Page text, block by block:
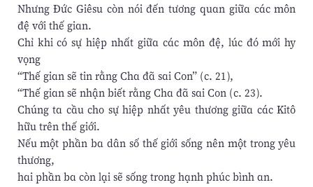
Nhưng Đức Giêsu còn nói đến tương quan giữa các môn
đệ với thế gian.
Chỉ khi có sự hiệp nhất giữa các môn đệ, lúc đó mới hy
vọng
“Thế gian sẽ tin rằng Cha đã sai Con” (c. 21),
“Thế gian sẽ nhận biết rằng Cha đã sai Con (c. 23).
Chúng ta cầu cho sự hiệp nhất yêu thương giữa các Kitô
hữu trên thế giới.
Nếu một phần ba dân số thế giới sống nên một trong yêu
thương,
hai phần ba còn lại sẽ sống trong hạnh phúc bình an.